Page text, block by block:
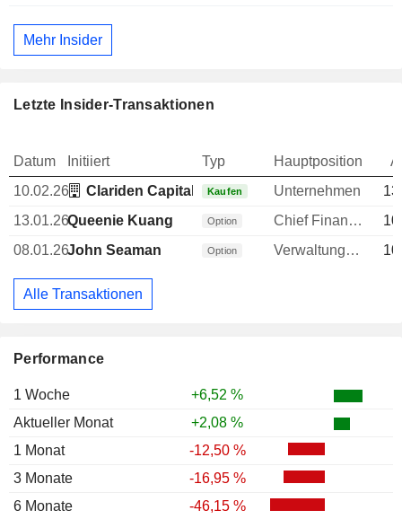
Performance
1 Woche
+6,52 %
Aktueller Monat
+2,08 %
1 Monat
-12,50 %
3 Monate
-16,95 %
6 Monate
-46,15 %
Mehr Insider
Letzte Insider-Transaktionen
Datum Initiiert Typ Hauptposition
10.02.26
Clariden Capital Ltd.Kaufen Unternehmen
13.01.26Queenie Kuang Option Chief Financial Officer (CFO)
08.01.26John Seaman Option Verwaltungsratsmitglied
Alle Transaktionen